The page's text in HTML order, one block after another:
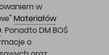
w
Materiałów
. Ponadto DM BOŚ
o